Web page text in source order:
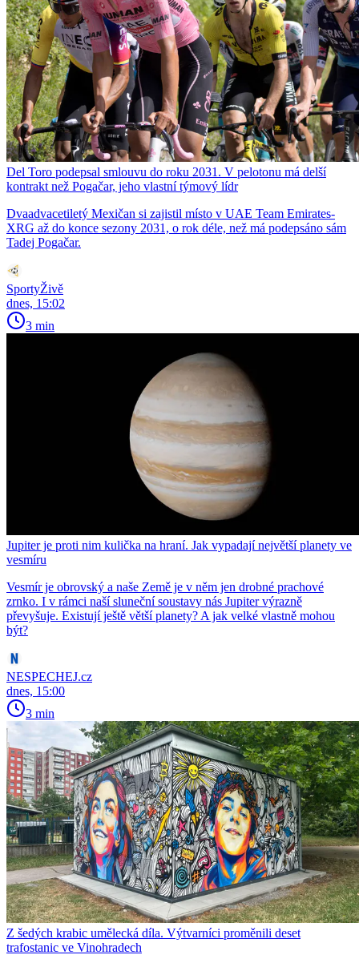
Del Toro podepsal smlouvu do roku 2031. V pelotonu má delší
kontrakt než Pogačar, jeho vlastní týmový lídr
Dvaadvacetiletý Mexičan si zajistil místo v UAE Team Emirates-
XRG až do konce sezony 2031, o rok déle, než má podepsáno sám
Tadej Pogačar.
SportyŽivě
dnes, 15:02
3 min
Jupiter je proti nim kulička na hraní. Jak vypadají největší planety ve
vesmíru
Vesmír je obrovský a naše Země je v něm jen drobné prachové
zrnko. I v rámci naší sluneční soustavy nás Jupiter výrazně
převyšuje. Existují ještě větší planety? A jak velké vlastně mohou
být?
NESPECHEJ.cz
dnes, 15:00
3 min
Z šedých krabic umělecká díla. Výtvarníci proměnili deset
trafostanic ve Vinohradech